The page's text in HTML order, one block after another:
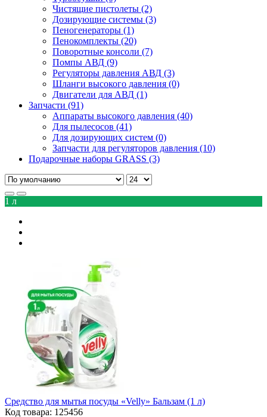
Чистящие пистолеты (2)
Дозирующие системы (3)
Пеногенераторы (1)
Пенокомплекты (20)
Поворотные консоли (7)
Помпы АВД (9)
Регуляторы давления АВД (3)
Шланги высокого давления (0)
Двигатели для АВД (1)
Запчасти (91)
Аппараты высокого давления (40)
Для пылесосов (41)
Для дозирующих систем (0)
Запчасти для регуляторов давления (10)
Подарочные наборы GRASS (3)
1 л
Средство для мытья посуды «Velly» Бальзам (1 л)
Код товара: 125456